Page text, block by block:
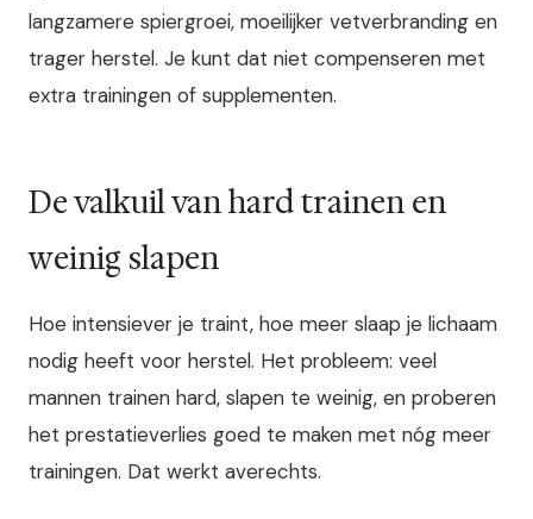
langzamere spiergroei, moeilijker vetverbranding en
trager herstel. Je kunt dat niet compenseren met
extra trainingen of supplementen.
De valkuil van hard trainen en
weinig slapen
Hoe intensiever je traint, hoe meer slaap je lichaam
nodig heeft voor herstel. Het probleem: veel
mannen trainen hard, slapen te weinig, en proberen
het prestatieverlies goed te maken met nóg meer
trainingen. Dat werkt averechts.